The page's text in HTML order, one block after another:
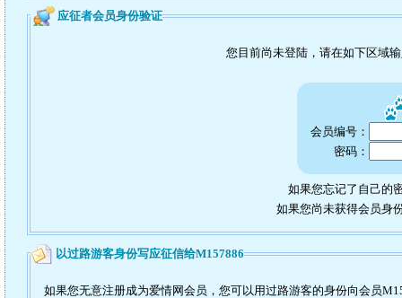
应征者会员身份验证
您目前尚未登陆，请在如下区域
会员编号：
密码：
如果您忘记了自己的
如果您尚未获得会员身
以过路游客身份写应征信给M157886
如果您无意注册成为爱情网会员，您可以用过路游客的身份向会员